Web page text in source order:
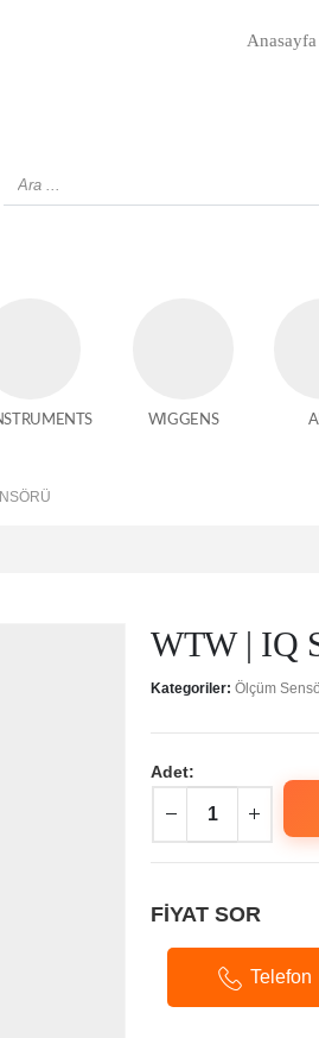
Anasayfa
WIGGENS
WTW | IQ
Kategoriler: Ölçüm
Adet:
FİYAT SOR
Telefon